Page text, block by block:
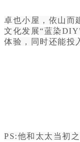
卓也小屋，依山而
文化发展“蓝染
体验，同时还能投
PS:他和太太当初